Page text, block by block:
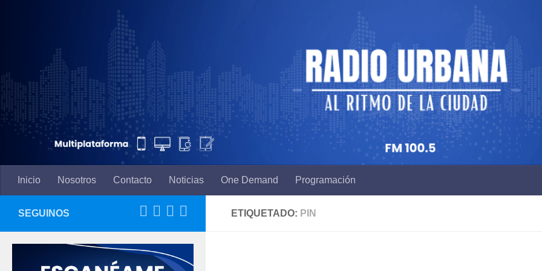
Inicio Nosotros Contacto Noticias One Demand Programación
ETIQUETADO: PIN
SEGUINOS